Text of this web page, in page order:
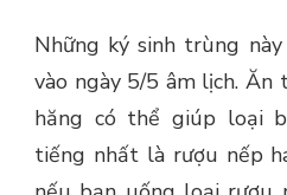
Những ký sinh trùng
vào ngày 5/5 âm lịch. Ăn
hăng có thể giúp loại
tiếng nhất là rượu nếp